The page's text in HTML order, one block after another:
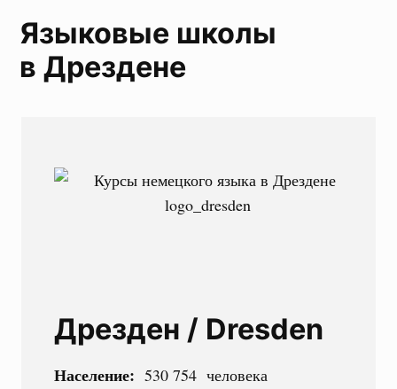
Языковые школы
в Дрездене
Дрезден / Dresden
Население: 530 754 человека